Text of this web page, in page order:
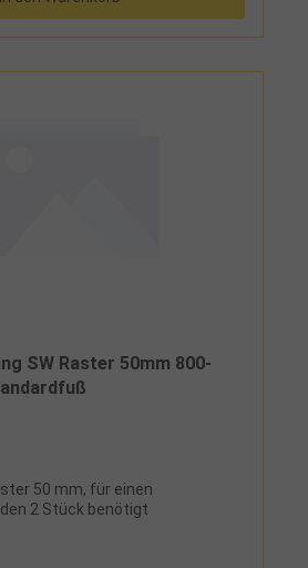
SW Raster 50mm 800-
50 mm, für einen
2 Stück benötigt